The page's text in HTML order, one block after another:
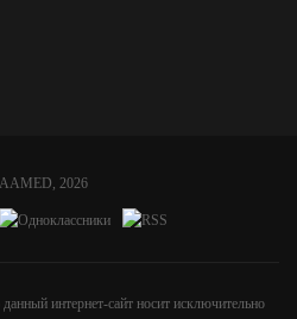
, 2026
интернет-сайт носит исключительно